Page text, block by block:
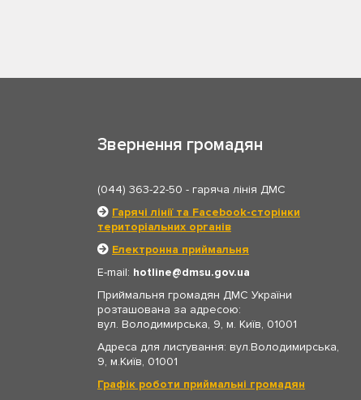
Звернення громадян
(044) 363-22-50 - гаряча лінія ДМС
Гарячі лінії та Facebook-сторінки
територіальних органів
Електронна приймальня
E-mail: hotline
dmsu.gov.ua
Приймальня громадян ДМС України
розташована за адресою:
вул. Володимирська, 9, м. Київ, 01001
Адреса для листування: вул.Володимирська,
9, м.Київ, 01001
Графік роботи приймальні громадян